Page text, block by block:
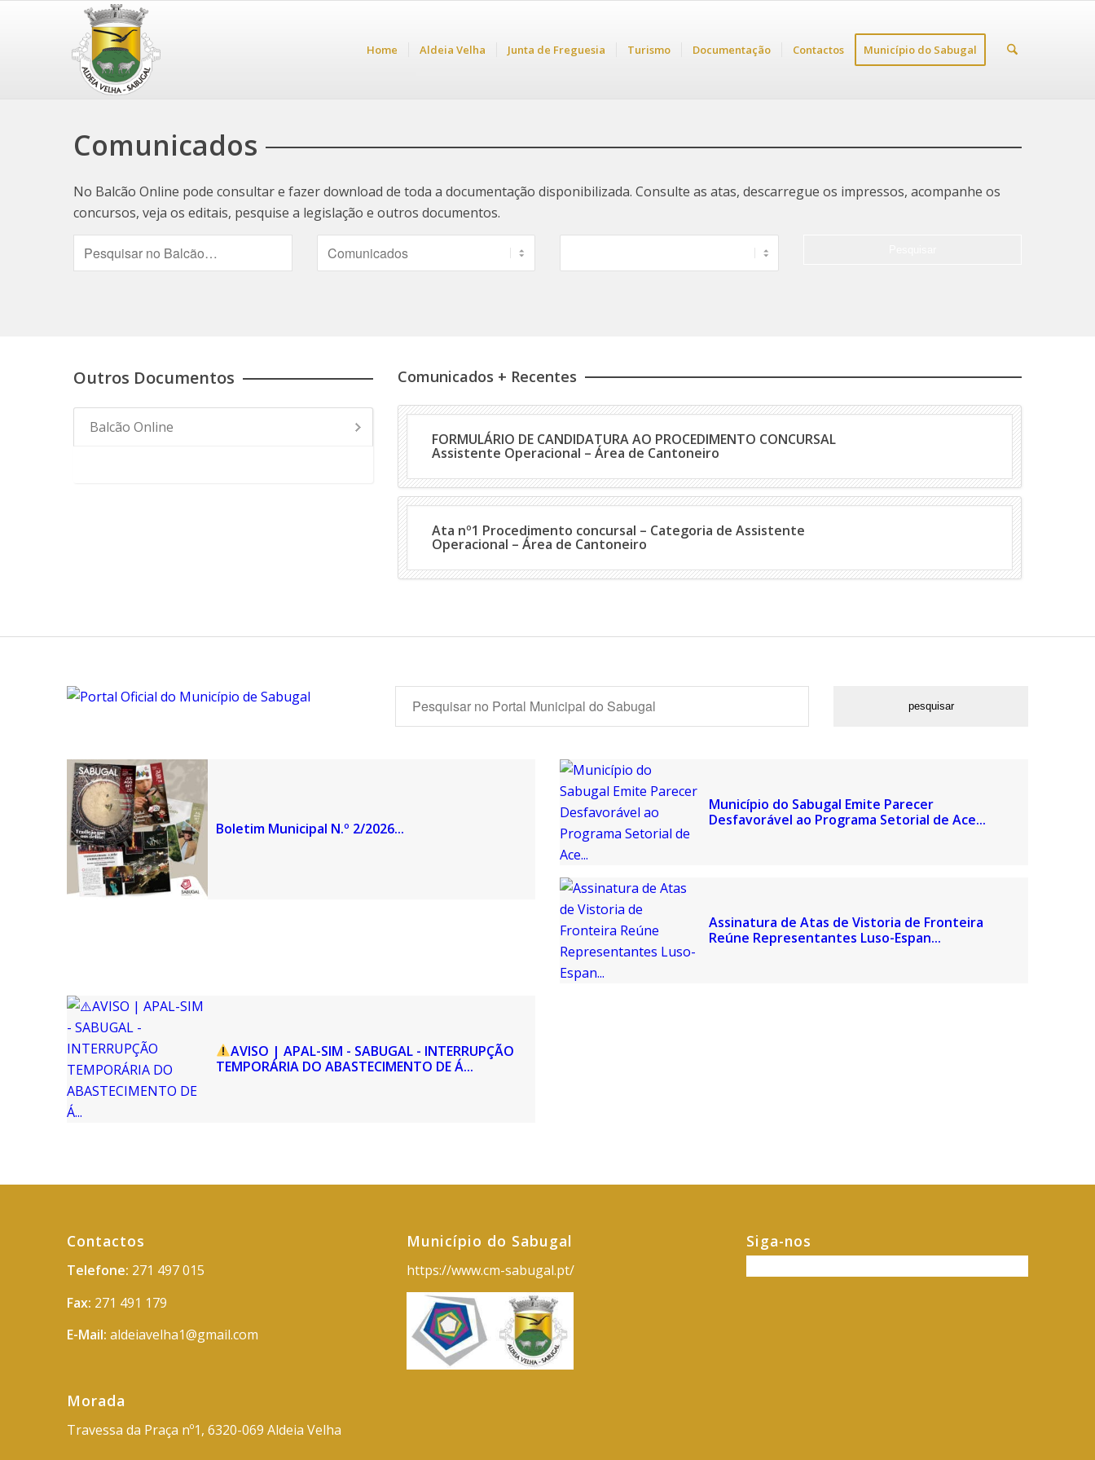
Home Aldeia Velha Junta de Freguesia Turismo Documentação Contactos Município do Sabugal
Comunicados
No Balcão Online pode consultar e fazer download de toda a documentação disponibilizada. Consulte as atas, descarregue os impressos, acompanhe os
concursos, veja os editais, pesquise a legislação e outros documentos.
Outros Documentos
Balcão Online
Comunicados + Recentes
FORMULÁRIO DE CANDIDATURA AO PROCEDIMENTO CONCURSAL
Assistente Operacional – Área de Cantoneiro
Ata nº1 Procedimento concursal – Categoria de Assistente
Operacional – Área de Cantoneiro
Boletim Municipal N.º 2/2026...
Município do Sabugal Emite Parecer
Desfavorável ao Programa Setorial de Ace...
Assinatura de Atas de Vistoria de Fronteira
Reúne Representantes Luso-Espan...
AVISO | APAL-SIM - SABUGAL - INTERRUPÇÃO
TEMPORÁRIA DO ABASTECIMENTO DE Á...
Contactos
Telefone: 271 497 015
Fax: 271 491 179
E-Mail: aldeiavelha1@gmail.com
Morada
Travessa da Praça nº1, 6320-069 Aldeia Velha
Município do Sabugal
https://www.cm-sabugal.pt/
Siga-nos